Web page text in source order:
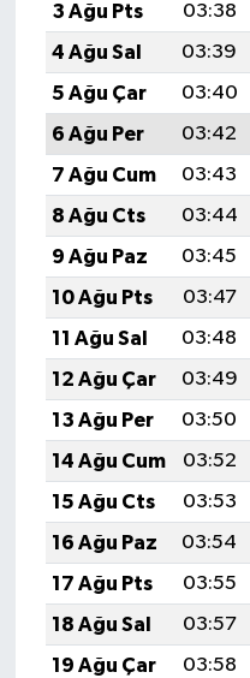
3 Ağu Pts
03:38
4 Ağu Sal
03:39
5 Ağu Çar
03:40
6 Ağu Per
03:42
7 Ağu Cum
03:43
8 Ağu Cts
03:44
9 Ağu Paz
03:45
10 Ağu Pts
03:47
11 Ağu Sal
03:48
12 Ağu Çar
03:49
13 Ağu Per
03:50
14 Ağu Cum
03:52
15 Ağu Cts
03:53
16 Ağu Paz
03:54
17 Ağu Pts
03:55
18 Ağu Sal
03:57
19 Ağu Çar
03:58